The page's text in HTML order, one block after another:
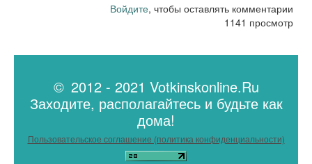
Войдите, чтобы оставлять комментарии
1141 просмотр
© 2012 - 2021 Votkinskonline.Ru
Заходите, располагайтесь и будьте как
дома!
Пользовательское соглашение (политика конфиденциальности)